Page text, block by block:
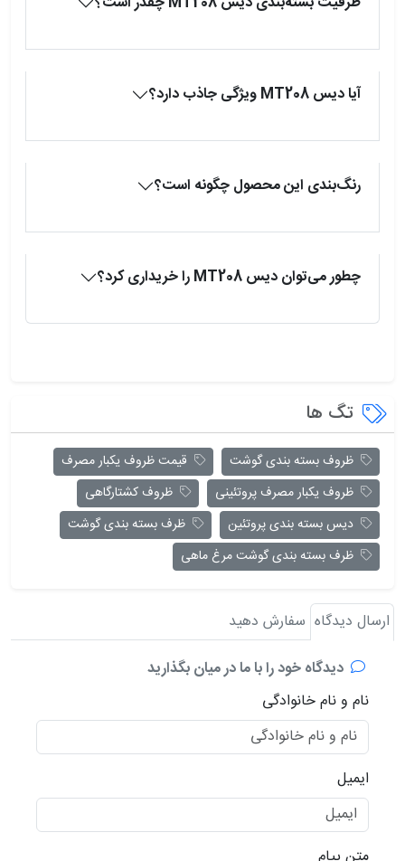
آیا دیس MT208 ویژگی جاذب دارد؟
رنگ‌بندی این محصول چگونه است؟
چطور می‌توان دیس MT208 را خریداری کرد؟
تگ ها
ظروف بسته بندی گوشت
قیمت ظروف یکبار مصرف
ظروف یکبار مصرف پروتئینی
ظروف کشتارگاهی
دیس بسته بندی پروتئین
ظرف بسته بندی گوشت
ظرف بسته بندی گوشت مرغ ماهی
ارسال دیدگاه سفارش دهید
دیدگاه خود را با ما در میان بگذارید
نام و نام خانوادگی
ایمیل